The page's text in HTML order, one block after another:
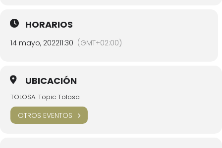
HORARIOS
14 mayo, 202211:30 (GMT+02:00)
UBICACIÓN
TOLOSA. Topic Tolosa
OTROS EVENTOS